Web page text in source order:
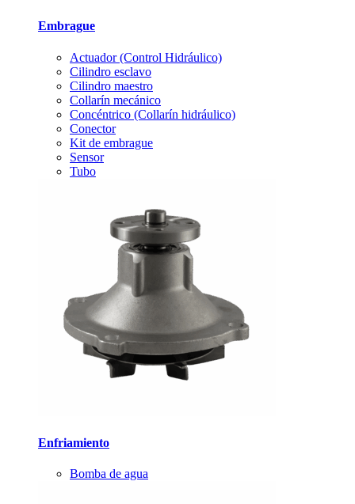
Embrague
Actuador (Control Hidráulico)
Cilindro esclavo
Cilindro maestro
Collarín mecánico
Concéntrico (Collarín hidráulico)
Conector
Kit de embrague
Sensor
Tubo
Enfriamiento
Bomba de agua